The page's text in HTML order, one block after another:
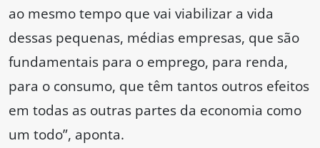
ao mesmo tempo que vai viabilizar a vida
dessas pequenas, médias empresas, que são
fundamentais para o emprego, para renda,
para o consumo, que têm tantos outros efeitos
em todas as outras partes da economia como
um todo”, aponta.